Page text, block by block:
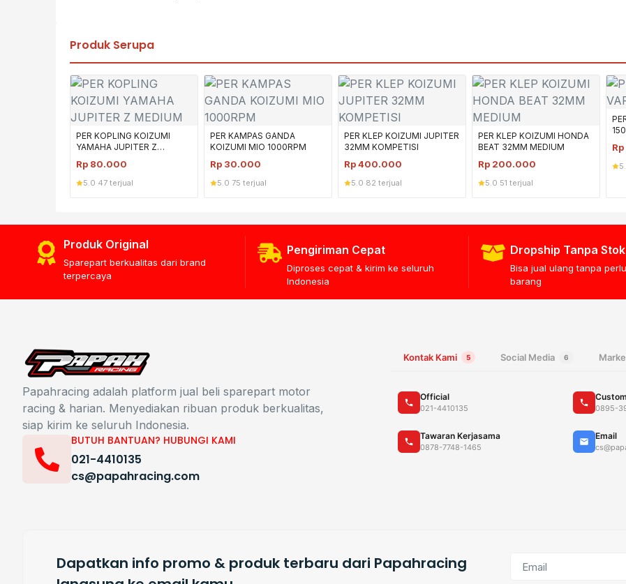
Produk Serupa
PER KOPLING KOIZUMI
YAMAHA JUPITER Z
Rp 80.000
5.0 47 terjual
PER KAMPAS GANDA
KOIZUMI MIO 1000RPM
Rp 30.000
5.0 75 terjual
PER KLEP KOIZUMI JUPITER
32MM KOMPETISI
Rp400.000
5.0 82 terjual
PER KLEP KOIZUMI HONDA
BEAT 32MM MEDIUM
Rp 200.000
5.0 51 terjual
Rp
Produk Original
Sparepart berkualitas dari brand
terpercaya
Pengiriman Cepat
Diproses cepat & kirim ke seluruh
Indonesia
Dropship Tanpa Stok
Bisa jual ulang tanpa
barang
Papahracing adalah platform jual beli sparepart motor
racing & harian. Menyediakan ribuan produk berkualitas,
siap kirim ke seluruh Indonesia.
BUTUH BANTUAN? HUBUNGI KAMI
021-4410135
cs@papahracing.com
Kontak Kami 5 Social Media 6
Official
021-4410135 0895-
Tawaran Kerjasama
0878-7748-1465
Email
Dapatkan info promo & produk terbaru dari Papahracing